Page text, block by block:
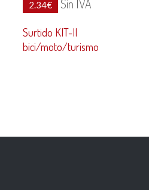
2.34€ Sin IVA
Surtido KIT-II
bici/moto/turismo